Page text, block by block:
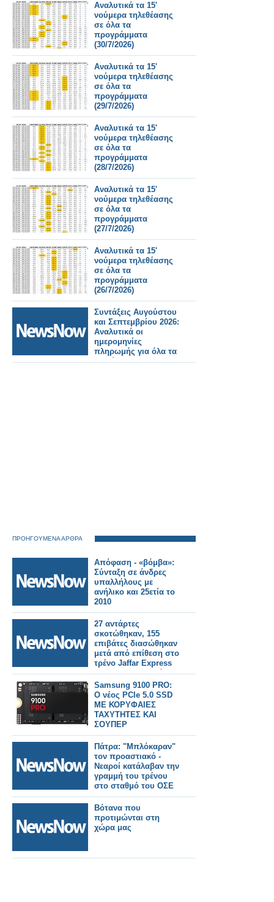
Αναλυτικά τα 15'
νούμερα τηλεθέασης
σε όλα τα
προγράμματα
(30/7/2026)
Αναλυτικά τα 15'
νούμερα τηλεθέασης
σε όλα τα
προγράμματα
(29/7/2026)
Αναλυτικά τα 15'
νούμερα τηλεθέασης
σε όλα τα
προγράμματα
(28/7/2026)
Αναλυτικά τα 15'
νούμερα τηλεθέασης
σε όλα τα
προγράμματα
(27/7/2026)
Αναλυτικά τα 15'
νούμερα τηλεθέασης
σε όλα τα
προγράμματα
(26/7/2026)
Συντάξεις Αυγούστου
και Σεπτεμβρίου 2026:
Αναλυτικά οι
ημερομηνίες
πληρωμής για όλα τα
Ταμεία.
ΠΡΟΗΓΟΥΜΕΝΑ ΑΡΘΡΑ
Απόφαση - «βόμβα»:
Σύνταξη σε άνδρες
υπαλλήλους με
ανήλικο και 25ετία το
2010
27 αντάρτες
σκοτώθηκαν, 155
επιβάτες διασώθηκαν
μετά από επίθεση στο
τρένο Jaffar Express
στο Μπαλουχιστάν
Samsung 9100 PRO:
Ο νέος PCIe 5.0 SSD
ΜΕ ΚΟΡΥΦΑΙΕΣ
ΤΑΧΥΤΗΤΕΣ ΚΑΙ
ΣΟΥΠΕΡ
ΧΩΡΗΤΙΚΟΤΗΤΑ
Πάτρα: "Μπλόκαραν"
τον προαστιακό -
Νεαροί κατάλαβαν την
γραμμή του τρένου
στο σταθμό του ΟΣΕ
Βότανα που
προτιμώνται στη
χώρα μας